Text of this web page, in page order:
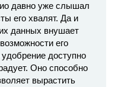
давно уже слышал
его хвалят. Да и
данных внушает
его
доступно
Оно способно
вырастить